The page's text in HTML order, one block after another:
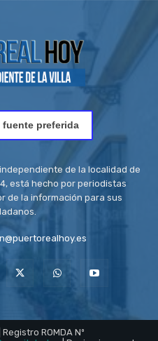
fuente preferida
de la localidad de
está hecho por periodistas
de la información para sus
ROMDA Nº